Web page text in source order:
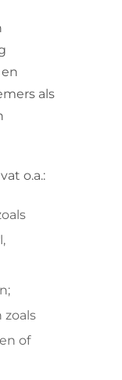
als
o.a.:
zoals
of